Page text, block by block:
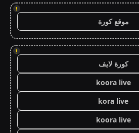
!
موقع كورة
!
كورة لايف
koora live
kora live
koora live